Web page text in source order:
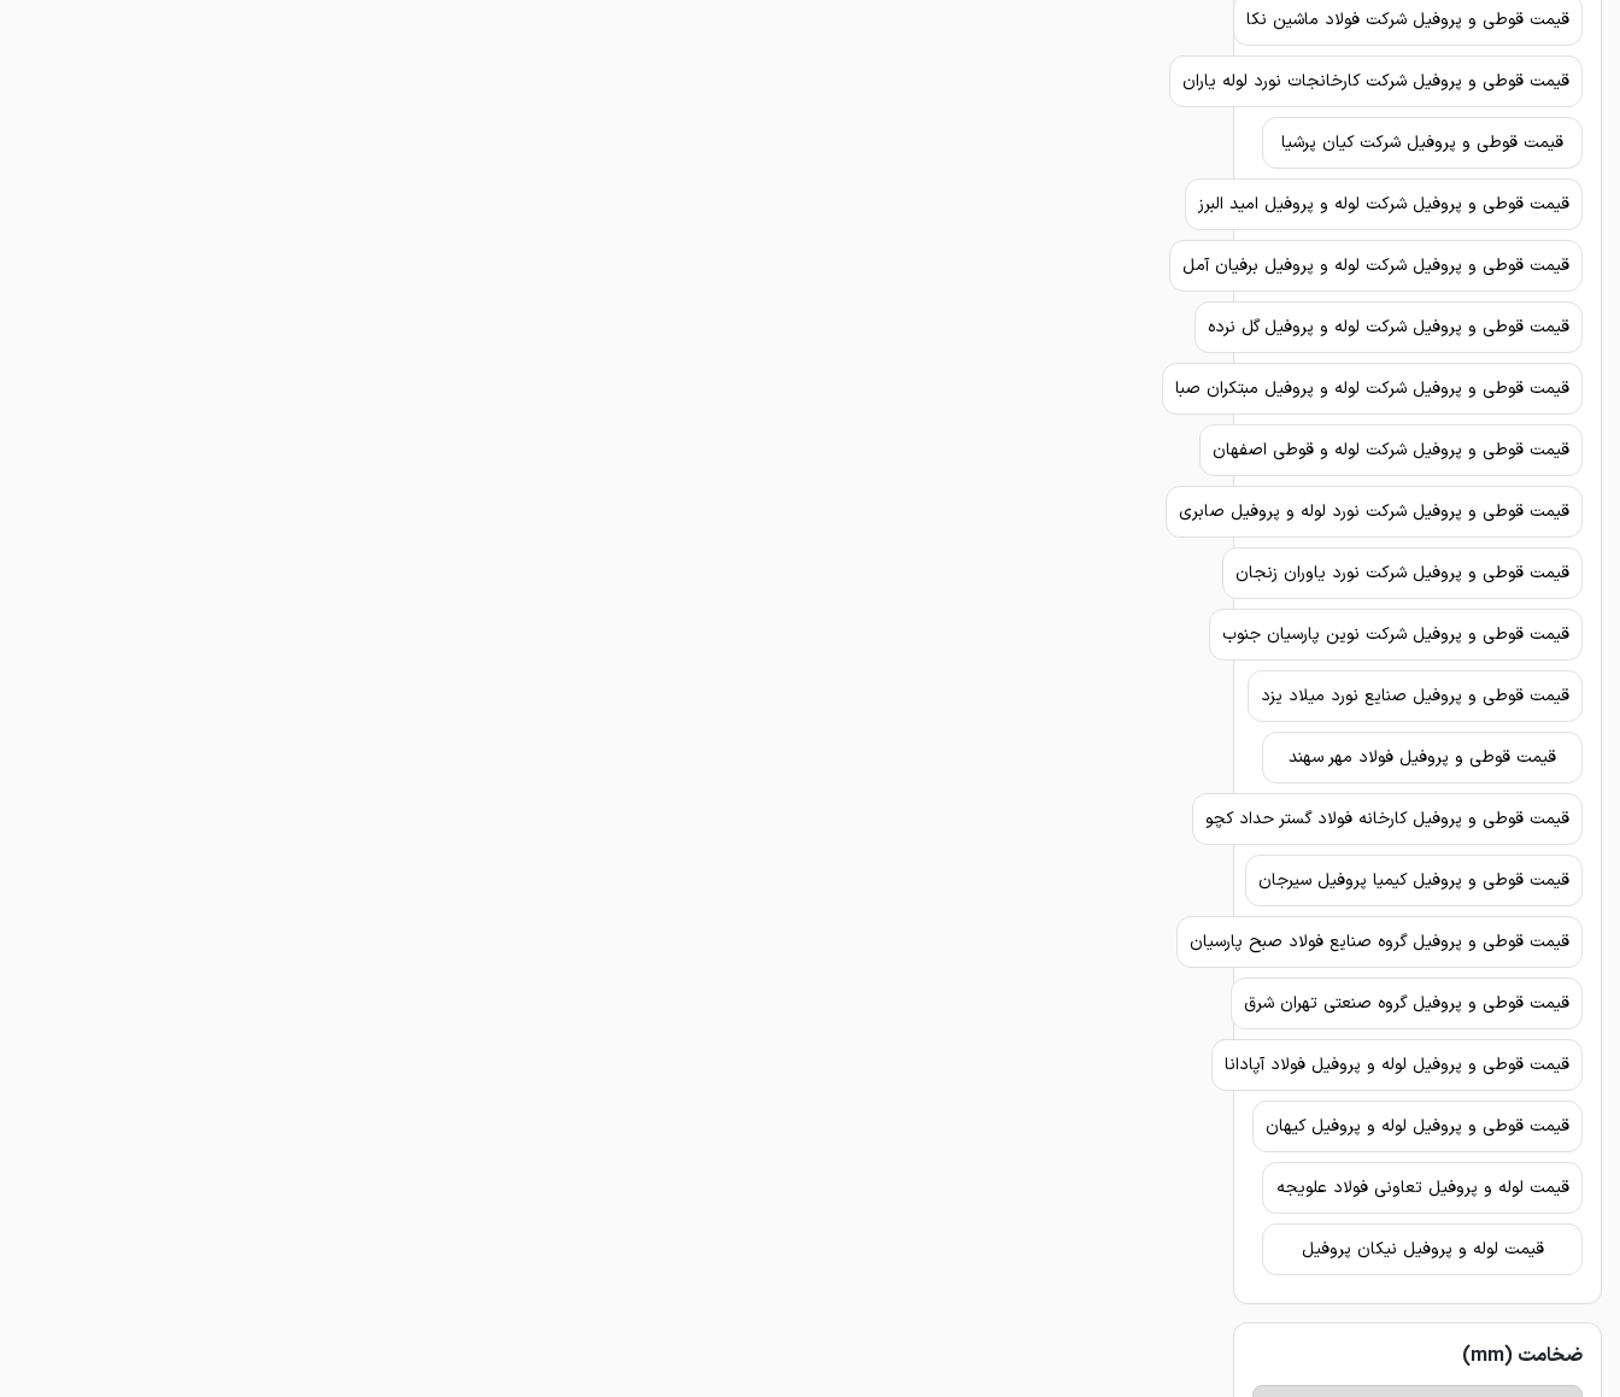
قیمت قوطی و پروفیل شرکت فولاد ماشین نکا
قیمت قوطی و پروفیل شرکت کارخانجات نورد لوله یاران
قیمت قوطی و پروفیل شرکت کیان پرشیا
قیمت قوطی و پروفیل شرکت لوله و پروفیل امید البرز
قیمت قوطی و پروفیل شرکت لوله و پروفیل برفیان آمل
قیمت قوطی و پروفیل شرکت لوله و پروفیل گل نرده
قیمت قوطی و پروفیل شرکت لوله و پروفیل مبتکران صبا
قیمت قوطی و پروفیل شرکت لوله و قوطی اصفهان
قیمت قوطی و پروفیل شرکت نورد لوله و پروفیل صابری
قیمت قوطی و پروفیل شرکت نورد یاوران زنجان
قیمت قوطی و پروفیل شرکت نوین پارسیان جنوب
قیمت قوطی و پروفیل صنایع نورد میلاد یزد
قیمت قوطی و پروفیل فولاد مهر سهند
قیمت قوطی و پروفیل کارخانه فولاد گستر حداد کچو
قیمت قوطی و پروفیل کیمیا پروفیل سیرجان
قیمت قوطی و پروفیل گروه صنایع فولاد صبح پارسیان
قیمت قوطی و پروفیل گروه صنعتی تهران شرق
قیمت قوطی و پروفیل لوله و پروفیل فولاد آپادانا
قیمت قوطی و پروفیل لوله و پروفیل کیهان
قیمت لوله و پروفیل تعاونی فولاد علویجه
قیمت لوله و پروفیل نیکان پروفیل
ضخامت (mm)